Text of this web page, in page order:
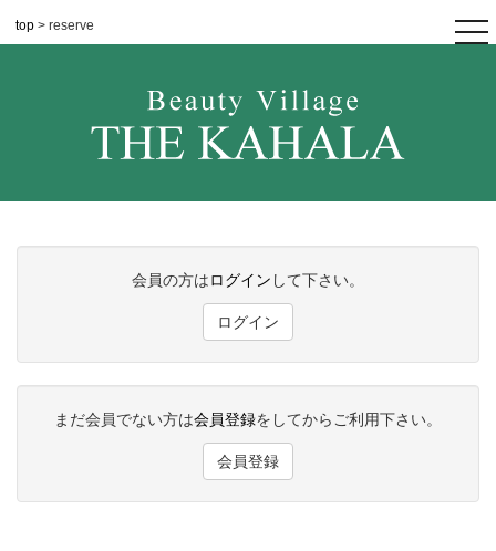
top > reserve
会員の方はログイン して下さい。
ログイン
まだ会員でない方は会員登録をしてからご利用下さい。
会員登録